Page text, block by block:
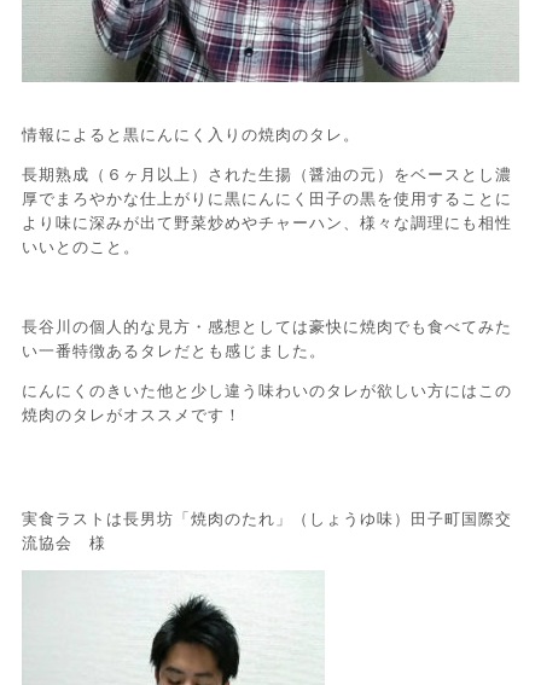
情報によると黒にんにく入りの焼肉のタレ。
長期熟成（６ヶ月以上）された生揚（醤油の元）をベースとし濃
厚でまろやかな仕上がりに黒にんにく田子の黒を使用することに
より味に深みが出て野菜炒めやチャーハン、様々な調理にも相性
いいとのこと。
長谷川の個人的な見方・感想としては豪快に焼肉でも食べてみた
い一番特徴あるタレだとも感じました。
にんにくのきいた他と少し違う味わいのタレが欲しい方にはこの
焼肉のタレがオススメです！
実食ラストは長男坊「焼肉のたれ」（しょうゆ味）田子町国際交
流協会 様